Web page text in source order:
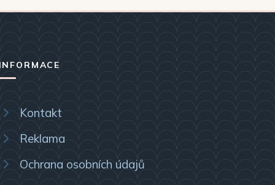
Kontakt
Reklama
Ochrana osobních údajů